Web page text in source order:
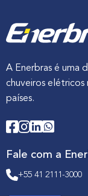
A Enerbras é uma
chuveiros elétricos
países.
Fale com a
+55 41 2111-3000